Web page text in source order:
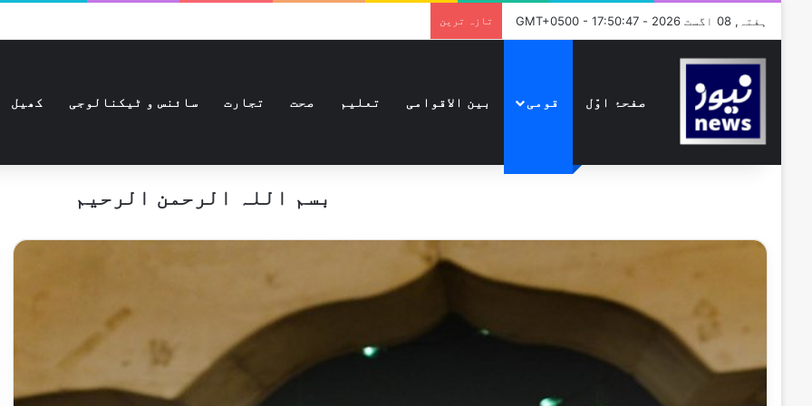
ہفتہ, 08 اگست 2026 - GMT+0500 - 17:50:47 تازہ ترین
صفحۂ اوّل قومی بین الاقوامی تعلیم صحت تجارت سائنس و ٹیکنالوجی کھیل
بسم اللہ الرحمن الرحیم